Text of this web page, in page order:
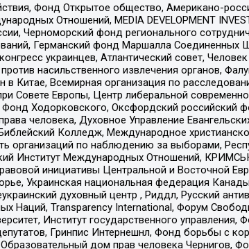
Фонд Открытое общество, Американо-
Отношений, MEDIA DEVELOPMENT
Черноморский фонд регионального
Германский фонд Маршалла Соединенных
украинцев, Атлантический совет,
насильственного извлечения органов,
Китае, Всемирная организация по
Совете Европы, Центр либеральной
Ходорковского, Оксфордский российский
человека, Духовное Управление
Колледж, Международное
организаций по наблюдению за выборами,
Институт Международных Отношений,
инициативы Центральной и Восточной
Украинская национальная федерация
духовный центр , Риддл, Русский
Наций, Transparеncy International, Форум
Институт государственного управления,
Гринпис Интернешнл, Фонд борьбы с
дом прав человека Чернигов,